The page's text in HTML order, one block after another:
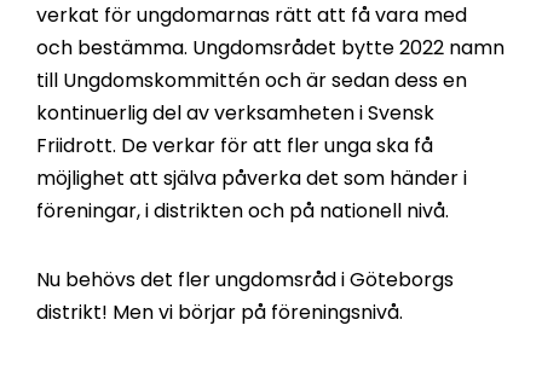
verkat för ungdomarnas rätt att få vara med
och bestämma. Ungdomsrådet bytte 2022 namn
till Ungdomskommittén och är sedan dess en
kontinuerlig del av verksamheten i Svensk
Friidrott. De verkar för att fler unga ska få
möjlighet att själva påverka det som händer i
föreningar, i distrikten och på nationell nivå.
Nu behövs det fler ungdomsråd i Göteborgs
distrikt! Men vi börjar på föreningsnivå.